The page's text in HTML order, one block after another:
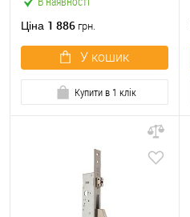
Ціна 1 886 грн.
У кошик
Купити в 1 клік